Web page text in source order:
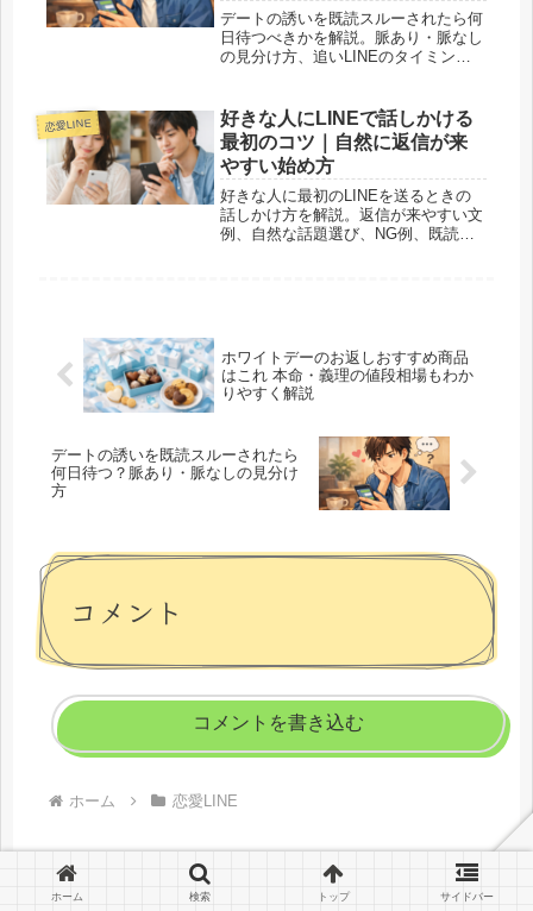
デートの誘いを既読スルーされたら何
日待つべきかを解説。脈あり・脈なし
の見分け方、追いLINEのタイミン
恋愛LINE
好きな人にLINEで話しかける
最初のコツ｜自然に返信が来
やすい始め方
好きな人に最初のLINEを送るときの
話しかけ方を解説。返信が来やすい文
例、自然な話題選び、NG例、既読ス
ホワイトデーのお返しおすすめ商品
はこれ 本命・義理の値段相場もわか
りやすく解説
デートの誘いを既読スルーされたら
何日待つ？脈あり・脈なしの見分け
方
コメント
コメントを書き込む
ホーム 恋愛LINE
ホーム 検索 トップ サイドバー